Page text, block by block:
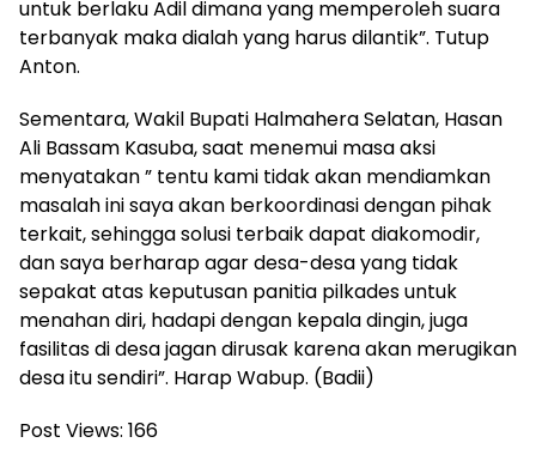
untuk berlaku Adil dimana yang memperoleh suara
terbanyak maka dialah yang harus dilantik”. Tutup
Anton.
Sementara, Wakil Bupati Halmahera Selatan, Hasan
Ali Bassam Kasuba, saat menemui masa aksi
menyatakan ” tentu kami tidak akan mendiamkan
masalah ini saya akan berkoordinasi dengan pihak
terkait, sehingga solusi terbaik dapat diakomodir,
dan saya berharap agar desa-desa yang tidak
sepakat atas keputusan panitia pilkades untuk
menahan diri, hadapi dengan kepala dingin, juga
fasilitas di desa jagan dirusak karena akan merugikan
desa itu sendiri”. Harap Wabup. (Badii)
Post Views: 166